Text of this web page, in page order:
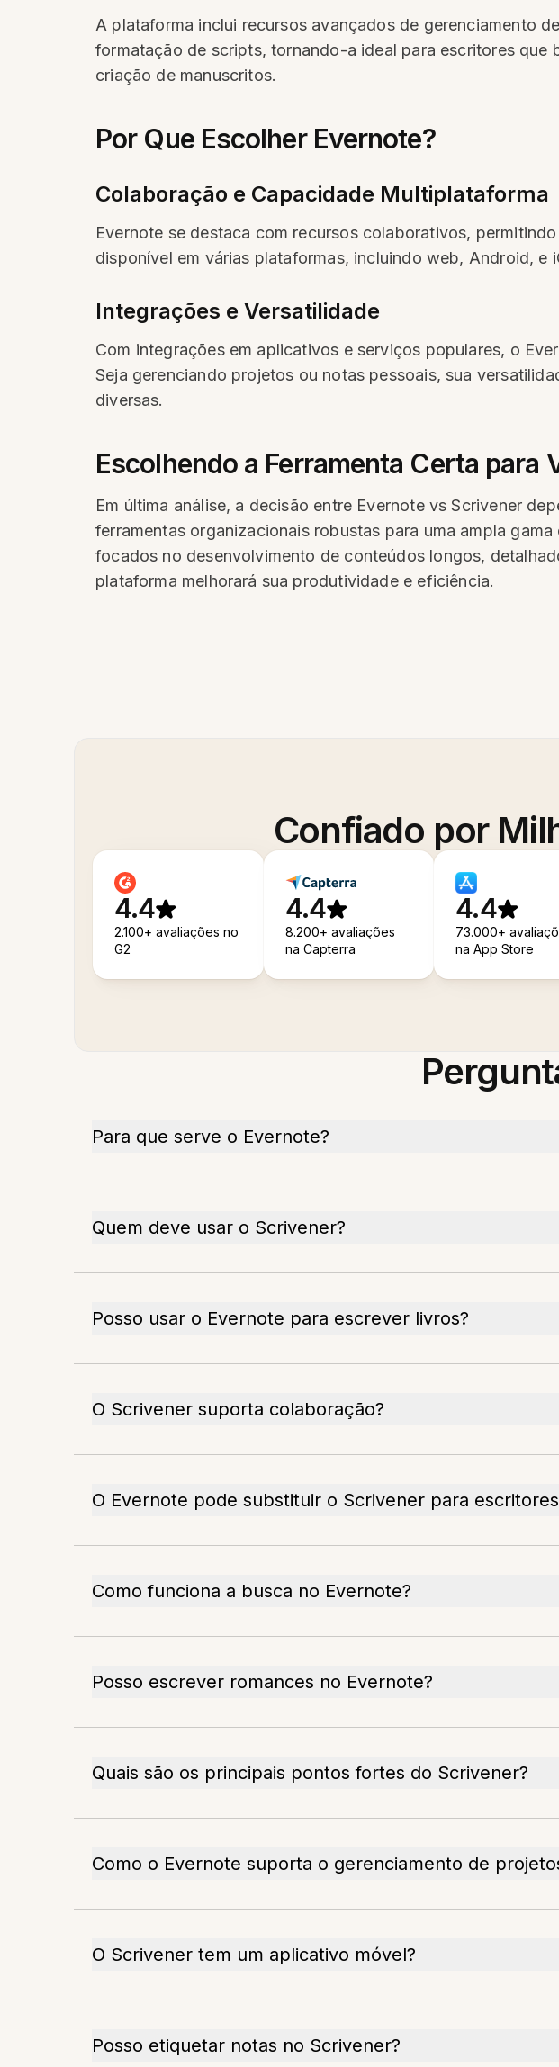
A plataforma inclui recursos avançados de gerenciamento
formatação de scripts, tornando-a ideal para escritores que
criação de manuscritos.
Por Que Escolher Evernote?
Colaboração e Capacidade Multiplataforma
Evernote se destaca com recursos colaborativos,
disponível em várias plataformas, incluindo web, Android, e
Integrações e Versatilidade
Com integrações em aplicativos e serviços populares, o
Seja gerenciando projetos ou notas pessoais, sua
diversas.
Escolhendo a Ferramenta Certa para
Em última análise, a decisão entre Evernote vs Scrivener
ferramentas organizacionais robustas para uma ampla
focados no desenvolvimento de conteúdos longos,
plataforma melhorará sua produtividade e eficiência.
Confiado por
4.4
2.100+ avaliações no
G2
4.4
8.200+ avaliações
na Capterra
4.4
73.000+
na App Store
Para que serve o Evernote?
Quem deve usar o Scrivener?
Posso usar o Evernote para escrever livros?
O Scrivener suporta colaboração?
O Evernote pode substituir o Scrivener para
Como funciona a busca no Evernote?
Posso escrever romances no Evernote?
Quais são os principais pontos fortes do Scrivener?
Como o Evernote suporta o gerenciamento de
O Scrivener tem um aplicativo móvel?
Posso etiquetar notas no Scrivener?